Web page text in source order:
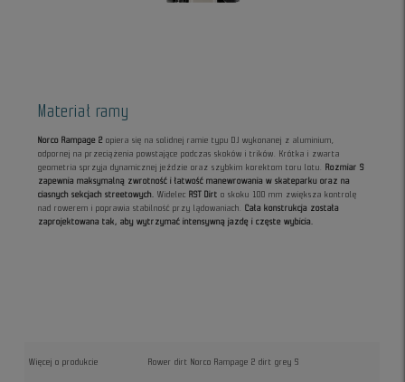
Materiał ramy
Norco Rampage 2 opiera się na solidnej ramie typu DJ wykonanej z aluminium,
odpornej na przeciążenia powstające podczas skoków i trików. Krótka i zwarta
geometria sprzyja dynamicznej jeździe oraz szybkim korektom toru lotu. Rozmiar S
zapewnia maksymalną zwrotność i łatwość manewrowania w skateparku oraz na
ciasnych sekcjach streetowych.
Widelec RST Dirt o skoku 100 mm zwiększa kontrolę
nad rowerem i poprawia stabilność przy lądowaniach. Cała konstrukcja została
zaprojektowana tak, aby wytrzymać intensywną jazdę i częste wybicia.
Więcej o produkcie Rower dirt Norco Rampage 2 dirt grey S